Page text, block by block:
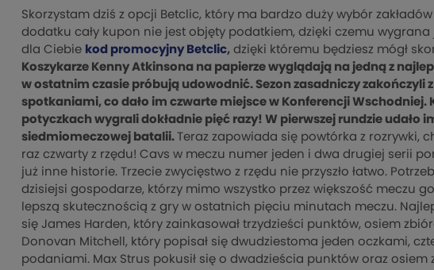
Skorzystam dziś z opcji Betclic, który ma bardzo duży wybór
dodatku cały kupon nie jest objęty podatkiem, dzięki czemu wygrana
dla Ciebie kod promocyjny Betclic, dzięki któremu będziesz mógł
Koszykarze Kenny Atkinsona na papierze wyglądają na jedną z
w ostatnim czasie próbują udowodnić. Sezon zasadniczy
spotkaniami, co dało im czwarte miejsce w Konferencji Wschodniej.
potyczkach wygrali dokładnie pięć razy! W pierwszej rundzie udało
siedmiomeczowej batalii. Teraz zapowiada się powtórka z rozrywki,
raz czwarty z rzędu! Cavs w meczu numer jeden i dwa drugiej serii
już inne historie. Trzecie zwycięstwo z rzędu nie przyszło łatwo.
dzisiejsi gospodarze, którzy mimo wszystko przez większość meczu
lepszą skutecznością z gry w ostatnich pięciu minutach meczu.
się James Harden, który zainkasował trzydzieści punktów, osiem
Donovan Mitchell, który popisał się dwudziestoma jeden oczkami,
podaniami. Max Strus pokusił się o dwadzieścia punktów oraz osiem